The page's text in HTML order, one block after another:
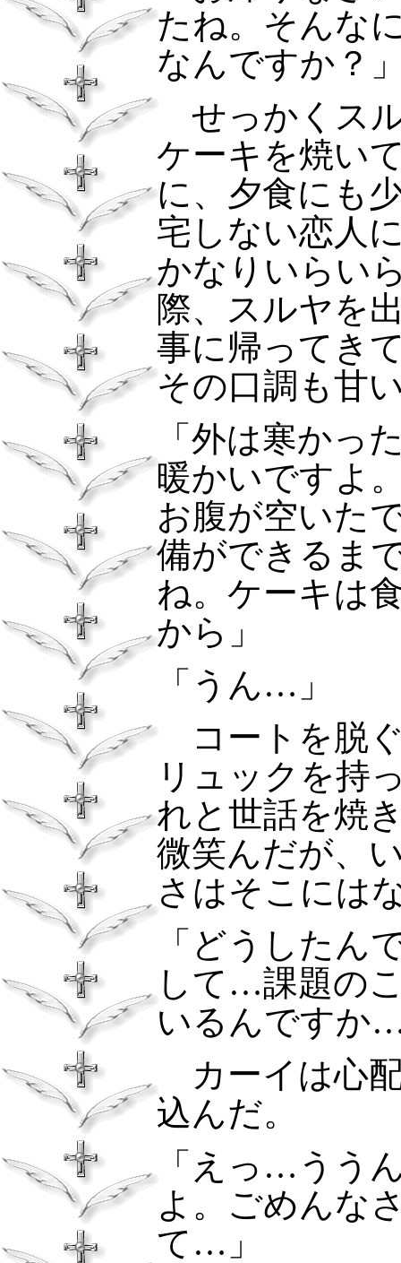
たね。そんな
なんですか？
せっかくス
ケーキを焼い
に、夕食にも
宅しない恋人
かなりいらい
際、スルヤを
事に帰ってき
その口調も甘
「外は寒か
暖かいですよ
お腹が空いた
備ができるま
ね。ケーキは
から」
「うん…」
コートを脱
リュックを持
れと世話を焼
微笑んだが、
さはそこには
「どうしたん
して…課題の
いるんですか
カーイは心
込んだ。
「えっ…うう
よ。ごめんな
て…」